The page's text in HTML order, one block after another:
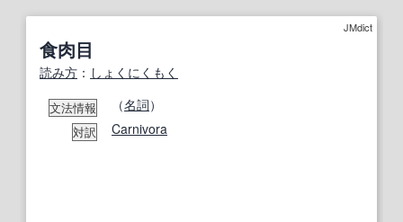
JMdict
食肉目
読み方 ： しょくにくもく
文法情報 （名詞）
対訳 Carnivora